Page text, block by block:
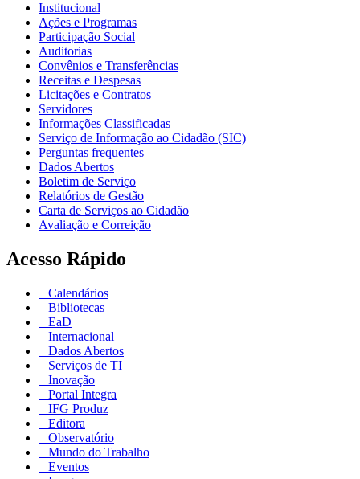
Institucional
Ações e Programas
Participação Social
Auditorias
Convênios e Transferências
Receitas e Despesas
Licitações e Contratos
Servidores
Informações Classificadas
Serviço de Informação ao Cidadão (SIC)
Perguntas frequentes
Dados Abertos
Boletim de Serviço
Relatórios de Gestão
Carta de Serviços ao Cidadão
Avaliação e Correição
Acesso Rápido
Calendários
Bibliotecas
EaD
Internacional
Dados Abertos
Serviços de TI
Inovação
Portal Integra
IFG Produz
Editora
Observatório
Mundo do Trabalho
Eventos